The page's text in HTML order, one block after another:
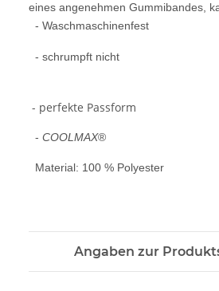
eines angenehmen Gummibandes,
- Waschmaschinenfest
- schrumpft nicht
- perfekte Passform
- COOLMAX®
Material: 100 % Polyester
Angaben zur